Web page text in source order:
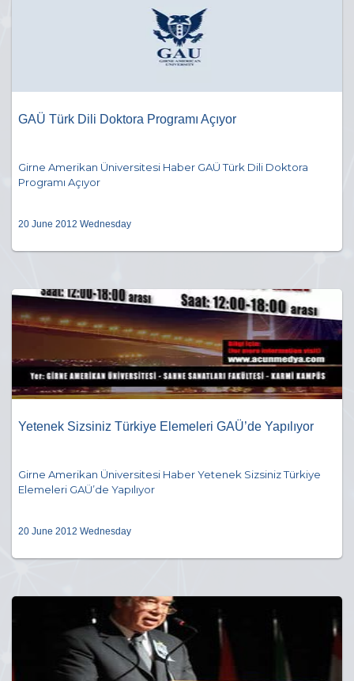
GAÜ Türk Dili Doktora Programı Açıyor
Girne Amerikan Üniversitesi Haber GAÜ Türk Dili Doktora
Programı Açıyor
20 June 2012 Wednesday
Yetenek Sizsiniz Türkiye Elemeleri GAÜ’de Yapılıyor
Girne Amerikan Üniversitesi Haber Yetenek Sizsiniz Türkiye
Elemeleri GAÜ’de Yapılıyor
20 June 2012 Wednesday